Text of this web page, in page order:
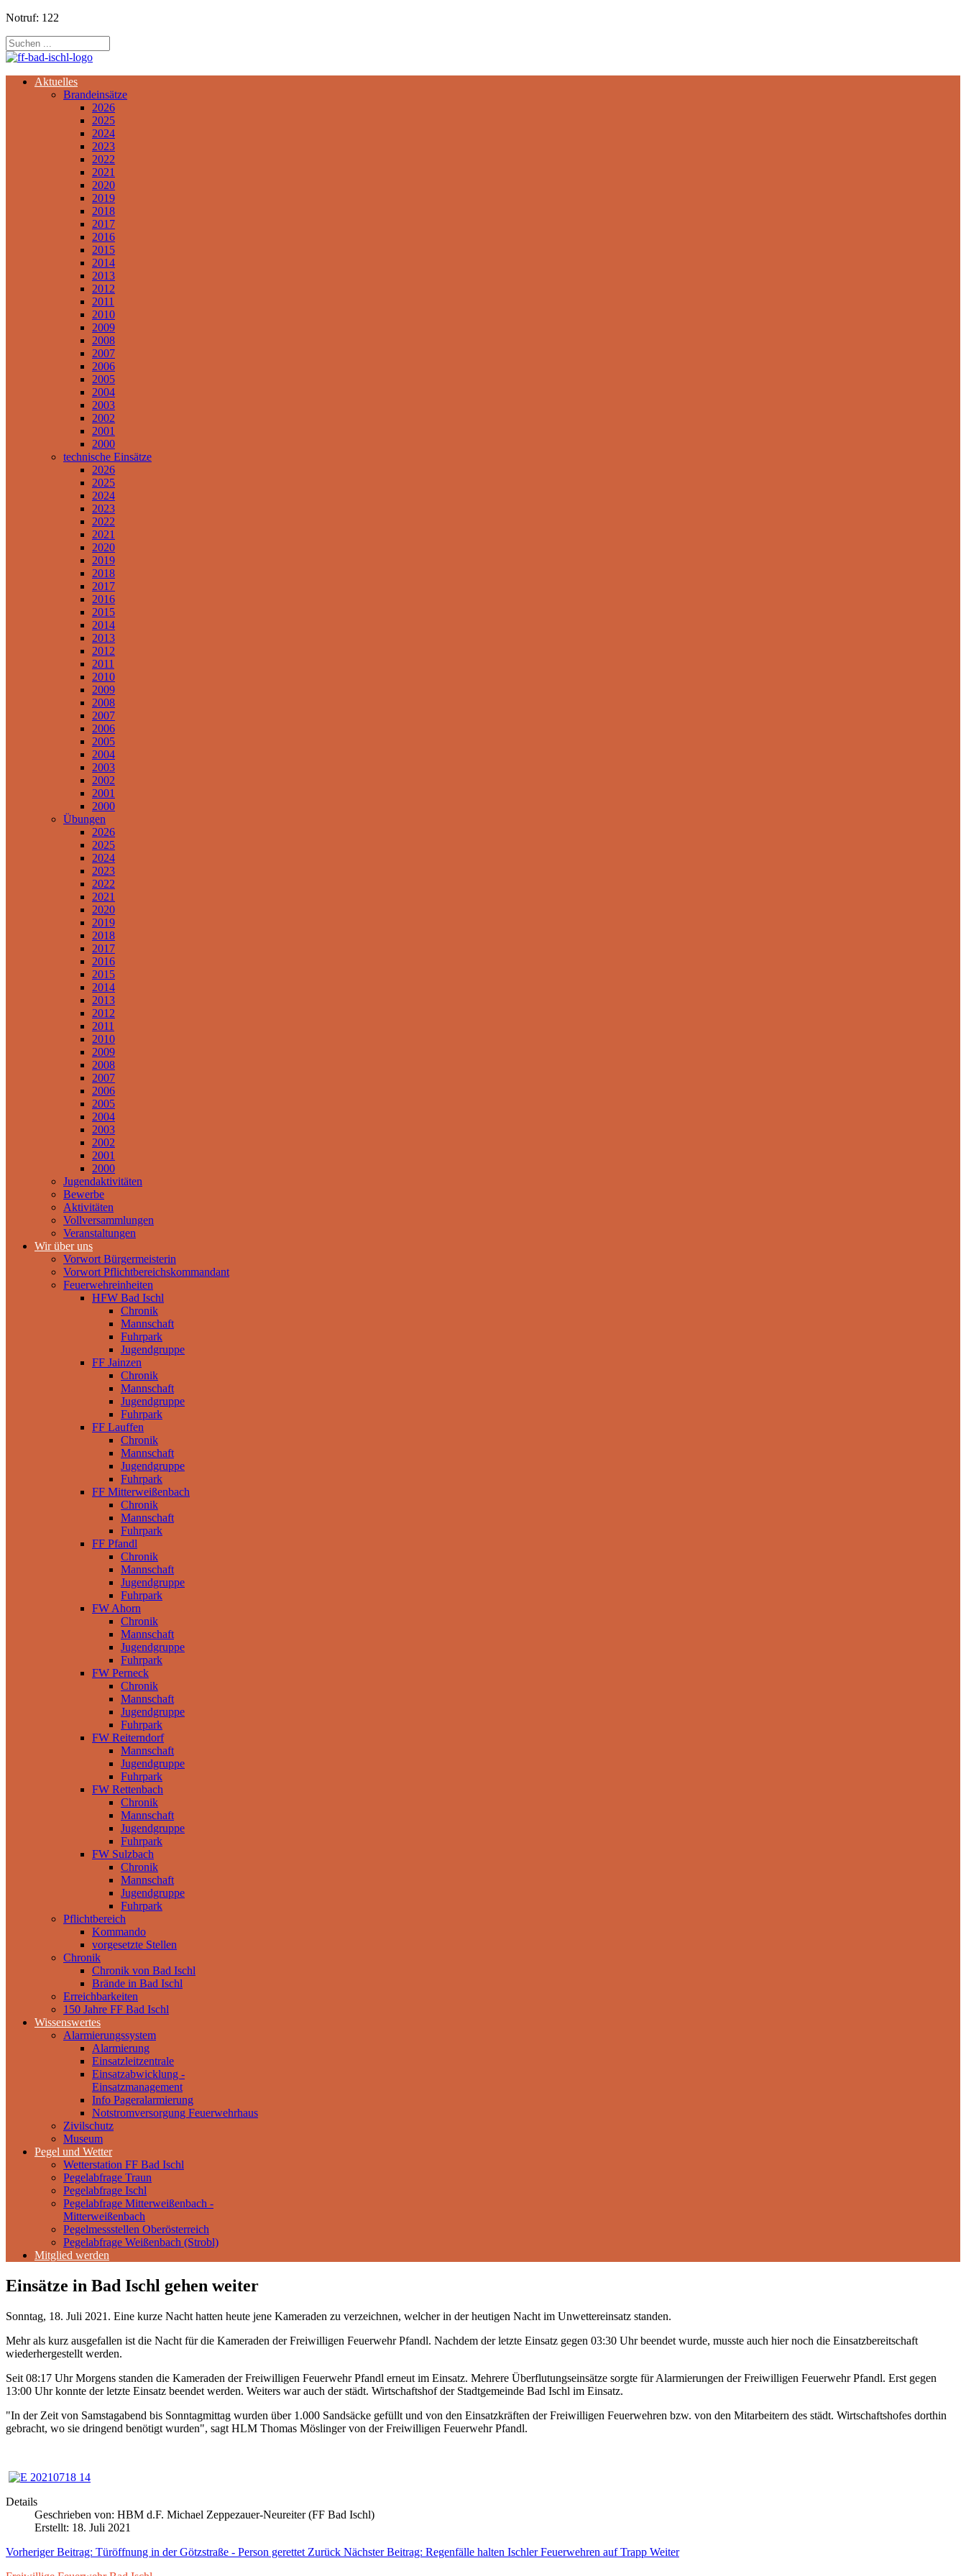
Notruf: 122
Aktuelles
Brandeinsätze
2026
2025
2024
2023
2022
2021
2020
2019
2018
2017
2016
2015
2014
2013
2012
2011
2010
2009
2008
2007
2006
2005
2004
2003
2002
2001
2000
technische Einsätze
2026
2025
2024
2023
2022
2021
2020
2019
2018
2017
2016
2015
2014
2013
2012
2011
2010
2009
2008
2007
2006
2005
2004
2003
2002
2001
2000
Übungen
2026
2025
2024
2023
2022
2021
2020
2019
2018
2017
2016
2015
2014
2013
2012
2011
2010
2009
2008
2007
2006
2005
2004
2003
2002
2001
2000
Jugendaktivitäten
Bewerbe
Aktivitäten
Vollversammlungen
Veranstaltungen
Wir über uns
Vorwort Bürgermeisterin
Vorwort Pflichtbereichskommandant
Feuerwehreinheiten
HFW Bad Ischl
Chronik
Mannschaft
Fuhrpark
Jugendgruppe
FF Jainzen
Chronik
Mannschaft
Jugendgruppe
Fuhrpark
FF Lauffen
Chronik
Mannschaft
Jugendgruppe
Fuhrpark
FF Mitterweißenbach
Chronik
Mannschaft
Fuhrpark
FF Pfandl
Chronik
Mannschaft
Jugendgruppe
Fuhrpark
FW Ahorn
Chronik
Mannschaft
Jugendgruppe
Fuhrpark
FW Perneck
Chronik
Mannschaft
Jugendgruppe
Fuhrpark
FW Reiterndorf
Mannschaft
Jugendgruppe
Fuhrpark
FW Rettenbach
Chronik
Mannschaft
Jugendgruppe
Fuhrpark
FW Sulzbach
Chronik
Mannschaft
Jugendgruppe
Fuhrpark
Pflichtbereich
Kommando
vorgesetzte Stellen
Chronik
Chronik von Bad Ischl
Brände in Bad Ischl
Erreichbarkeiten
150 Jahre FF Bad Ischl
Wissenswertes
Alarmierungssystem
Alarmierung
Einsatzleitzentrale
Einsatzabwicklung -
Einsatzmanagement
Info Pageralarmierung
Notstromversorgung Feuerwehrhaus
Zivilschutz
Museum
Pegel und Wetter
Wetterstation FF Bad Ischl
Pegelabfrage Traun
Pegelabfrage Ischl
Pegelabfrage Mitterweißenbach -
Mitterweißenbach
Pegelmessstellen Oberösterreich
Pegelabfrage Weißenbach (Strobl)
Mitglied werden
Einsätze in Bad Ischl gehen weiter
Sonntag, 18. Juli 2021. Eine kurze Nacht hatten heute jene Kameraden zu verzeichnen, welcher in der heutigen Nacht im Unwettereinsatz standen.
Mehr als kurz ausgefallen ist die Nacht für die Kameraden der Freiwilligen Feuerwehr Pfandl. Nachdem der letzte Einsatz gegen 03:30 Uhr beendet wurde, musste auch hier noch die Einsatzbereitschaft
wiederhergestellt werden.
Seit 08:17 Uhr Morgens standen die Kameraden der Freiwilligen Feuerwehr Pfandl erneut im Einsatz. Mehrere Überflutungseinsätze sorgte für Alarmierungen der Freiwilligen Feuerwehr Pfandl. Erst gegen
13:00 Uhr konnte der letzte Einsatz beendet werden. Weiters war auch der städt. Wirtschaftshof der Stadtgemeinde Bad Ischl im Einsatz.
"In der Zeit von Samstagabend bis Sonntagmittag wurden über 1.000 Sandsäcke gefüllt und von den Einsatzkräften der Freiwilligen Feuerwehren bzw. von den Mitarbeitern des städt. Wirtschaftshofes dorthin
gebracht, wo sie dringend benötigt wurden", sagt HLM Thomas Möslinger von der Freiwilligen Feuerwehr Pfandl.
Details
Geschrieben von: HBM d.F. Michael Zeppezauer-Neureiter (FF Bad Ischl)
Erstellt: 18. Juli 2021
Vorheriger Beitrag: Türöffnung in der Götzstraße - Person gerettet Zurück Nächster Beitrag: Regenfälle halten Ischler Feuerwehren auf Trapp Weiter